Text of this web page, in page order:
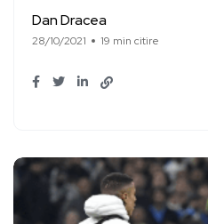
Dan Dracea
28/10/2021 19 min citire